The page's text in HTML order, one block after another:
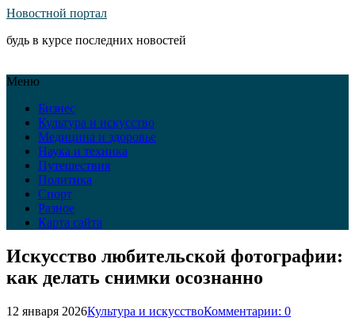
Новостной портал
будь в курсе последних новостей
Меню
Бизнес
Культура и искусство
Медицина и здоровье
Наука и техника
Путешествия
Политика
Спорт
Разное
Карта сайта
Искусство любительской фотографии:
как делать снимки осознанно
12 января 2026Культура и искусствоКомментарии: 0